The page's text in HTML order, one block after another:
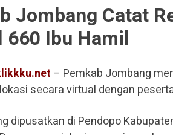
Jombang Catat
660 Ibu Hamil
– Pemkab Jombang
secara virtual dengan
dipusatkan di Pendopo